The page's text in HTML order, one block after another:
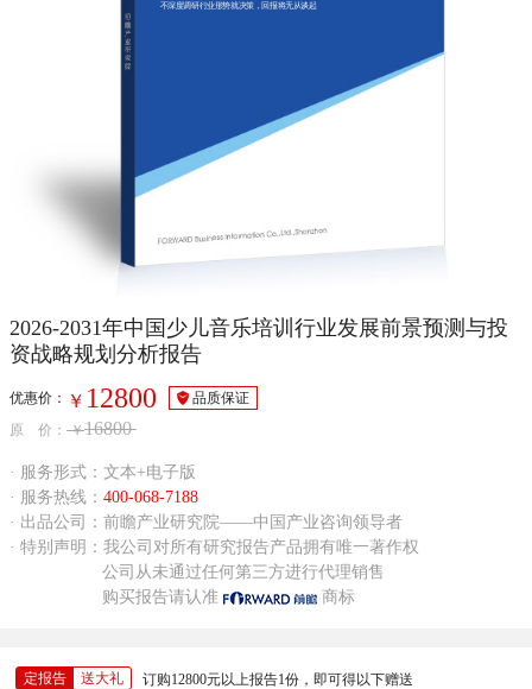
不深度调研行业形势就决策，回报将无从谈起
2026-2031年中国少儿音乐培训行业发展前景预测与投
资战略规划分析报告
优惠价： ￥ 12800
品质保证
原 价： ￥16800
· 服务形式：文本+电子版
· 服务热线： 400-068-7188
· 出品公司：前瞻产业研究院——中国产业咨询领导者
· 特别声明：我公司对所有研究报告产品拥有唯一著作权
公司从未通过任何第三方进行代理销售
购买报告请认准
商标
定报告 送大礼 订购12800元以上报告1份，即可得以下赠送